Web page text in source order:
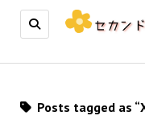
Posts tagged as